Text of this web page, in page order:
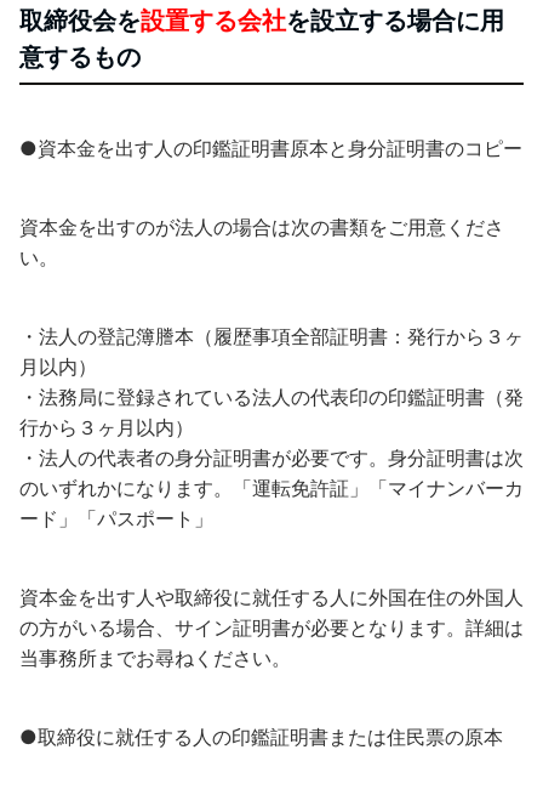
取締役会を設置する会社を設立する場合に用
意するもの
●資本金を出す人の印鑑証明書原本と身分証明書のコピー
資本金を出すのが法人の場合は次の書類をご用意くださ
い。
・法人の登記簿謄本（履歴事項全部証明書：発行から３ヶ
月以内）
・法務局に登録されている法人の代表印の印鑑証明書（発
行から３ヶ月以内）
・法人の代表者の身分証明書が必要です。身分証明書は次
のいずれかになります。「運転免許証」「マイナンバーカ
ード」「パスポート」
資本金を出す人や取締役に就任する人に外国在住の外国人
の方がいる場合、サイン証明書が必要となります。詳細は
当事務所までお尋ねください。
●取締役に就任する人の印鑑証明書または住民票の原本